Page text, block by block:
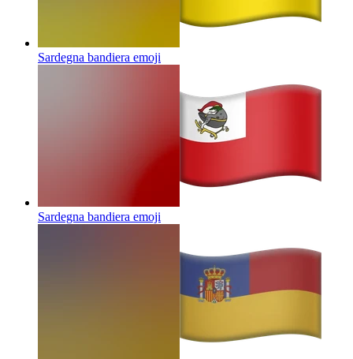
Sardegna bandiera emoji
Sardegna bandiera emoji